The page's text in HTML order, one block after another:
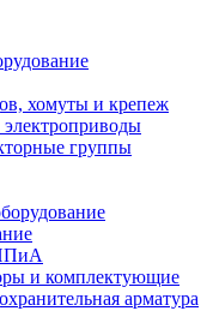
хомуты и крепеж
электроприводы
группы
и комплектующие
арматура